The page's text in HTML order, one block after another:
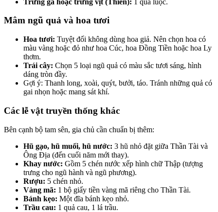
Mâm ngũ quả và hoa tươi
Hoa tươi: Tuyệt đối không dùng hoa giả. Nên chọn hoa có
màu vàng hoặc đỏ như hoa Cúc, hoa Đồng Tiền hoặc hoa Ly
thơm.
Trái cây: Chọn 5 loại ngũ quả có màu sắc tươi sáng, hình
dáng tròn đầy.
Gợi ý: Thanh long, xoài, quýt, bưởi, táo. Tránh những quả có
gai nhọn hoặc mang sát khí.
Các lễ vật truyền thống khác
Bên cạnh bộ tam sên, gia chủ cần chuẩn bị thêm:
Hũ gạo, hũ muối, hũ nước: 3 hũ nhỏ đặt giữa Thần Tài và
Ông Địa (đến cuối năm mới thay).
Khay nước: Gồm 5 chén nước xếp hình chữ Thập (tượng
trưng cho ngũ hành và ngũ phương).
Rượu: 5 chén nhỏ.
Vàng mã: 1 bộ giấy tiền vàng mã riêng cho Thần Tài.
Bánh kẹo: Một đĩa bánh kẹo nhỏ.
Trầu cau: 1 quả cau, 1 lá trầu.